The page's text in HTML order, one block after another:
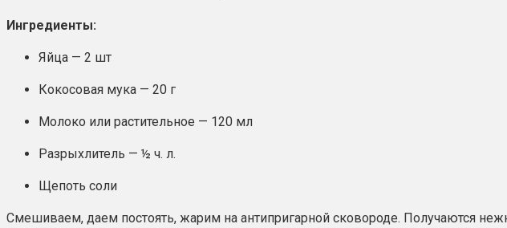
Ингредиенты:
Яйца — 2 шт
Кокосовая мука — 20 г
Молоко или растительное — 120 мл
Разрыхлитель — ½ ч. л.
Щепоть соли
Смешиваем, даем постоять, жарим на антипригарной сковороде. Получаются